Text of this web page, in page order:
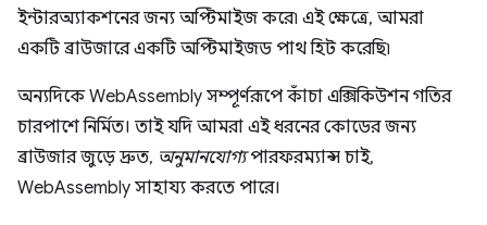
ইন্টারঅ্যাকশনের জন্য অপ্টিমাইজ করে৷ এই ক্ষেত্রে, আমরা
একটি ব্রাউজারে একটি অপ্টিমাইজড পাথ হিট করেছি৷
অন্যদিকে WebAssembly সম্পূর্ণরূপে কাঁচা এক্সিকিউশন গতির
চারপাশে নির্মিত। তাই যদি আমরা এই ধরনের কোডের জন্য
ব্রাউজার জুড়ে দ্রুত, অনুমানযোগ্যপারফরম্যান্স চাই,
WebAssembly সাহায্য করতে পারে।